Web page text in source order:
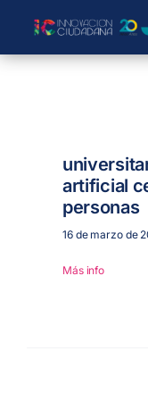
contenido
artificial
personas
16 de marzo de
Más info